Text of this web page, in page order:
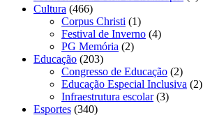
Cultura (466)
Corpus Christi (1)
Festival de Inverno (4)
PG Memória (2)
Educação (203)
Congresso de Educação (2)
Educação Especial Inclusiva (2)
Infraestrutura escolar(3)
Esportes (340)